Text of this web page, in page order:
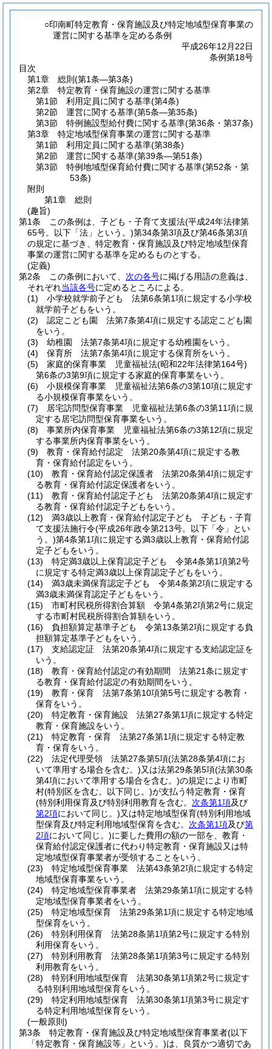
○印南町特定教育・保育施設及び特定地域型保育事業の
運営に関する基準を定める条例
平成26年12月22日
条例第18号
目次
第1章
総則 (第1条―第3条)
第2章
特定教育・保育施設の運営に関する基準
第1節
利用定員に関する基準(第4条)
第2節
運営に関する基準(第5条―第35条)
第3節
特例施設型給付費に関する基準(第36条・第37条)
第3章
特定地域型保育事業の運営に関する基準
第1節
利用定員に関する基準(第38条)
第2節
運営に関する基準(第39条―第51条)
第3節
特例地域型保育給付費に関する基準(第52条・第
53条)
附則
第1章
総則
(趣旨)
第1条
この条例は、子ども・子育て支援法(平成24年法律第
65号。以下「法」という。)第34条第3項及び第46条第3項
の規定に基づき、特定教育・保育施設及び特定地域型保育
事業の運営に関する基準を定めるものとする。
(定義)
第2条
この条例において、 次の各号に掲げる用語の意義は、
それぞれ当該各号に定めるところによる。
(1)
小学校就学前子ども 法第6条第1項に規定する小学校
就学前子どもをいう。
(2)
認定こども園 法第7条第4項に規定する認定こども園
をいう。
(3)
幼稚園 法第7条第4項に規定する幼稚園をいう。
(4)
保育所 法第7条第4項に規定する保育所をいう。
(5)
家庭的保育事業 児童福祉法(昭和22年法律第164号)
第6条の3第9項に規定する家庭的保育事業をいう。
(6)
小規模保育事業 児童福祉法第6条の3第10項に規定す
る小規模保育事業をいう。
(7)
居宅訪問型保育事業 児童福祉法第6条の3第11項に規
定する居宅訪問型保育事業をいう。
(8)
事業所内保育事業 児童福祉法第6条の3第12項に規定
する事業所内保育事業をいう。
(9)
教育・保育給付認定 法第20条第4項に規定する教
育・保育給付認定をいう。
(10)
教育・保育給付認定保護者 法第20条第4項に規定す
る教育・保育給付認定保護者をいう。
(11)
教育・保育給付認定子ども 法第20条第4項に規定す
る教育・保育給付認定子どもをいう。
(12)
満3歳以上教育・保育給付認定子ども 子ども・子育
て支援法施行令(平成26年政令第213号。以下「令」とい
う。)第4条第1項に規定する満3歳以上教育・保育給付認
定子どもをいう。
(13)
特定満3歳以上保育認定子ども 令第4条第1項第2号
に規定する特定満3歳以上保育認定子どもをいう。
(14)
満3歳未満保育認定子ども 令第4条第2項に規定する
満3歳未満保育認定子どもをいう。
(15)
市町村民税所得割合算額 令第4条第2項第2号に規定
する市町村民税所得割合算額をいう。
(16)
負担額算定基準子ども 令第13条第2項に規定する負
担額算定基準子どもをいう。
(17)
支給認定証 法第20条第4項に規定する支給認定証を
いう。
(18)
教育・保育給付認定の有効期間 法第21条に規定す
る教育・保育給付認定の有効期間をいう。
(19)
教育・保育 法第7条第10項第5号に規定する教育・
保育をいう。
(20)
特定教育・保育施設 法第27条第1項に規定する特定
教育・保育施設をいう。
(21)
特定教育・保育 法第27条第1項に規定する特定教
育・保育をいう。
(22)
法定代理受領 法第27条第5項(法第28条第4項にお
いて準用する場合を含む。)又は法第29条第5項(法第30条
第4項において準用する場合を含む。)の規定により市町
村(特別区を含む。以下同じ。)が支払う特定教育・保育
(特別利用保育及び特別利用教育を含む。 次条第1項及び
第2項において同じ。)又は特定地域型保育(特別利用地域
型保育及び特定利用地域型保育を含む。 次条第1項及び第
2項において同じ。)に要した費用の額の一部を、教育・
保育給付認定保護者に代わり特定教育・保育施設又は特
定地域型保育事業者が受領することをいう。
(23)
特定地域型保育事業 法第43条第2項に規定する特定
地域型保育事業をいう。
(24)
特定地域型保育事業者 法第29条第1項に規定する特
定地域型保育事業者をいう。
(25)
特定地域型保育 法第29条第1項に規定する特定地域
型保育をいう。
(26)
特別利用保育 法第28条第1項第2号に規定する特別
利用保育をいう。
(27)
特別利用教育 法第28条第1項第3号に規定する特別
利用教育をいう。
(28)
特別利用地域型保育 法第30条第1項第2号に規定す
る特別利用地域型保育をいう。
(29)
特定利用地域型保育 法第30条第1項第3号に規定す
る特定利用地域型保育をいう。
(一般原則)
第3条
特定教育・保育施設及び特定地域型保育事業者(以下
「特定教育・保育施設等」という。)は、良質かつ適切であ